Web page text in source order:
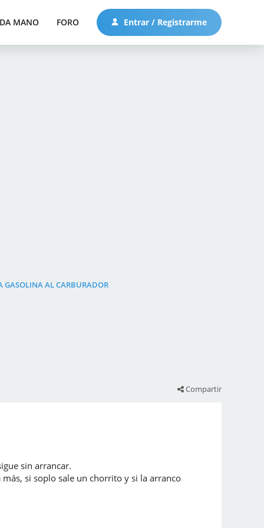
MANO FORO Entrar / Registrarme
GASOLINA AL CARBURADOR
Compartir
sin arrancar.
si soplo sale un chorrito y si la arranco